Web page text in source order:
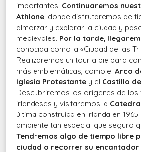
importantes. Continuaremos
Athlone, donde disfrutaremos de
almorzar y explorar la ciudad y
medievales. Por la tarde,
conocida como la «Ciudad de las
Realizaremos un tour a pie para
más emblemáticas, como elArco
Iglesia Protestante y el Castillo
Descubriremos los orígenes de los
irlandeses y visitaremos la
última construida en Irlanda en
ambiente tan especial que seguro
Tendremos algo de tiempo libre
ciudad o recorrer su encantador